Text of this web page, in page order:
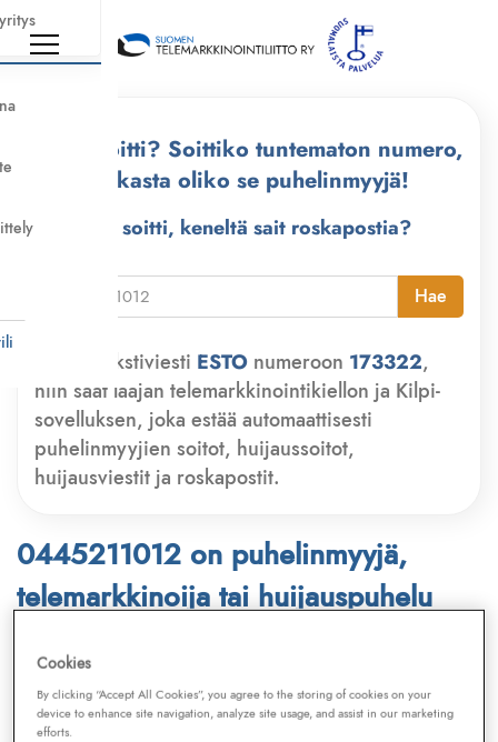
Kuka soitti? Soittiko tuntematon numero,
tarkasta oliko se puhelinmyyjä!
Kuka soitti, keneltä sait roskapostia?
Hae
Lähetä tekstiviesti ESTO numeroon 173322,
niin saat laajan telemarkkinointikiellon ja Kilpi-
sovelluksen, joka estää automaattisesti
puhelinmyyjien soitot, huijaussoitot,
huijausviestit ja roskapostit.
0445211012 on puhelinmyyjä,
telemarkkinoija tai huijauspuhelu
Puhelinnumero
Telemarkkinointiliiton jaKilpi-sovelluksen
tietokannasta, joka kattaa satoja tuhansia
Cookies
By clicking “Accept All Cookies”, you agree to the storing of cookies on your
device to enhance site navigation, analyze site usage, and assist in our marketing
efforts.